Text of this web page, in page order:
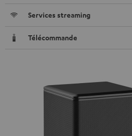
Services streaming
Télécommande